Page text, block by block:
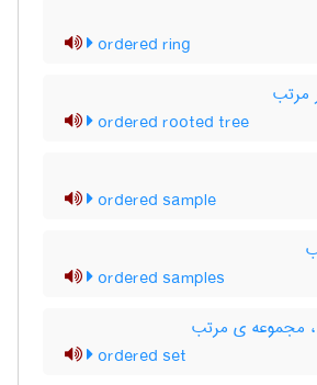
ordered ring
مرتب
ordered rooted tree
ordered sample
ordered samples
مجموعه ی مرتب
ordered set